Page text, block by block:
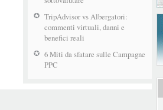
TripAdvisor vs Albergatori:
commenti virtuali, danni e
benefici reali
6 Miti da sfatare sulle Campagne
PPC